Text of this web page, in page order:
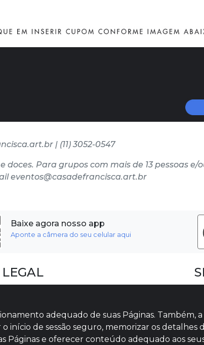
| (11) 3052-0547
Para grupos com mais de 13 pessoas e/
eventos@casadefrancisca.art.br
Baixe agora nosso app
Aponte a câmera do seu celular aqui
LEGAL
Políticas de Cookiesadequado de suas Páginas. Também,
de sessão seguro, memorizar os detalhes
Páginas e oferecer conteúdo adequado aos